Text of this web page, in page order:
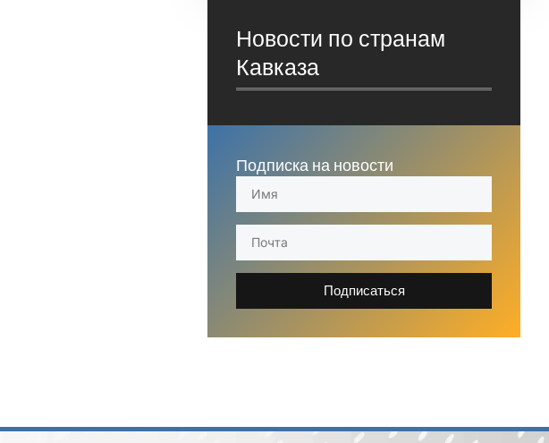
Новости по странам
Кавказа
Подписка на новости
Подписаться